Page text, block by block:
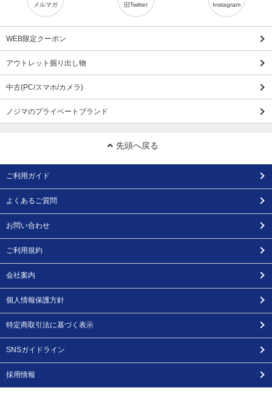
メルマガ 旧Twitter Instagram
WEB限定クーポン
アウトレット掘り出し物
中古(PC/スマホ/カメラ)
ノジマのプライベートブランド
先頭へ戻る
ご利用ガイド
よくあるご質問
お問い合わせ
ご利用規約
会社案内
個人情報保護方針
特定商取引法に基づく表示
SNSガイドライン
採用情報